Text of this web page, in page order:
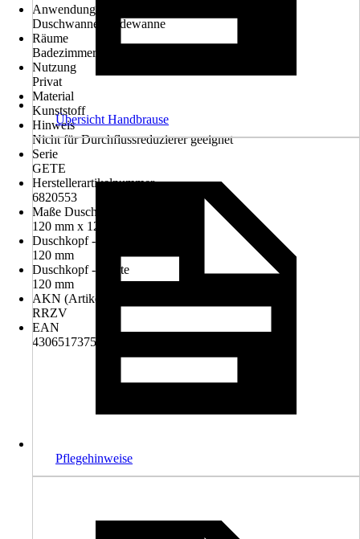
Anwendungsbereich
Duschwanne, Badewanne
Räume
Badezimmer, Gäste-Bad
Nutzung
Privat
Material
Kunststoff
Hinweis
Nicht für Durchflussreduzierer geeignet
Serie
GETE
Herstellerartikelnummer
6820553
Maße Duschkopf (LxB)
120 mm x 120 mm
Duschkopf - Länge
120 mm
Duschkopf - Breite
120 mm
AKN (Artikelkurznummer)
RRZV
EAN
4306517375157
Übersicht Handbrause
Pflegehinweise